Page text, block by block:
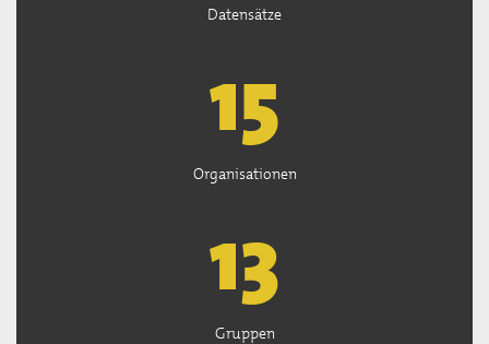
Datensätze
15
Organisationen
13
Gruppen